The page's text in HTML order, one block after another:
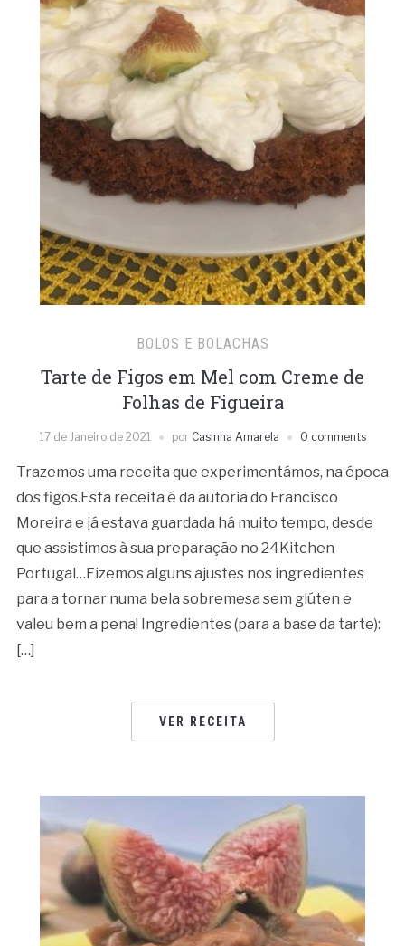
BOLOS E BOLACHAS
Tarte de Figos em Mel com Creme de
Folhas de Figueira
17 de Janeiro de 2021 por Casinha Amarela 0 comments
Trazemos uma receita que experimentámos, na época
dos figos.Esta receita é da autoria do Francisco
Moreira e já estava guardada há muito tempo, desde
que assistimos à sua preparação no 24Kitchen
Portugal…Fizemos alguns ajustes nos ingredientes
para a tornar numa bela sobremesa sem glúten e
valeu bem a pena! Ingredientes (para a base da tarte):
[…]
VER RECEITA